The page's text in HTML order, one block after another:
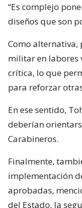
“Es complejo
diseños que son
Como alternativa,
militar en labores
crítica, lo que
para reforzar
En ese sentido,
deberían
Carabineros.
Finalmente,
implementación
aprobadas,
del Estado, la